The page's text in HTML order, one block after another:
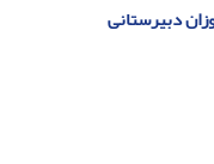
دبیرستانی